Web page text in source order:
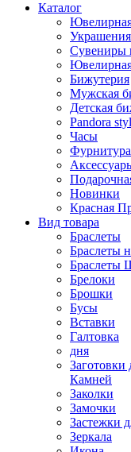
Каталог
Сувениры
Бижутерия
Мужская
Детская
Pandora
Часы
Фурнитура
Новинки
Красная
Вид товара
Браслеты
Браслеты
Браслеты
Брелоки
Брошки
Бусы
Вставки
Галтовка
дня
Заготовки
Камней
Заколки
Замочки
Застежки
Зеркала